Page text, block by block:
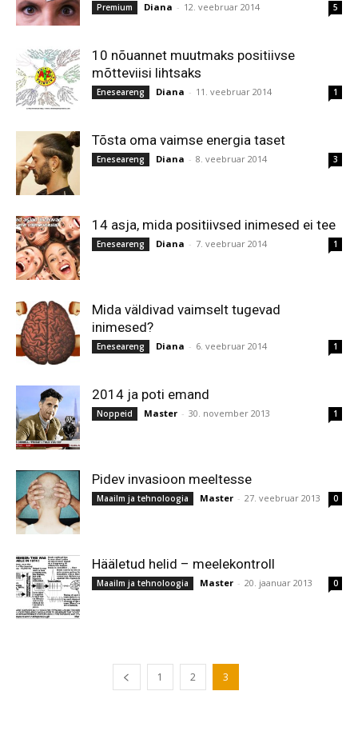
Premium Diana - 12. veebruar 2014 5
10 nõuannet muutmaks positiivse
mõtteviisi lihtsaks
Eneseareng Diana - 11. veebruar 2014 1
Tõsta oma vaimse energia taset
Eneseareng Diana - 8. veebruar 2014 3
14 asja, mida positiivsed inimesed ei tee
Eneseareng Diana - 7. veebruar 2014 1
Mida väldivad vaimselt tugevad
inimesed?
Eneseareng Diana - 6. veebruar 2014 1
2014 ja poti emand
Noppeid Master - 30. november 2013 1
Pidev invasioon meeltesse
Maailm ja tehnoloogia Master - 27. veebruar 2013 0
Hääletud helid – meelekontroll
Maailm ja tehnoloogia Master - 20. jaanuar 2013 0
1 2 3